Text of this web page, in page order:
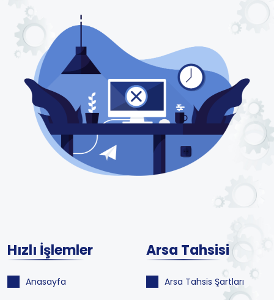
Hızlı İşlemler
Anasayfa
Arsa Tahsisi
Arsa Tahsis Şartları